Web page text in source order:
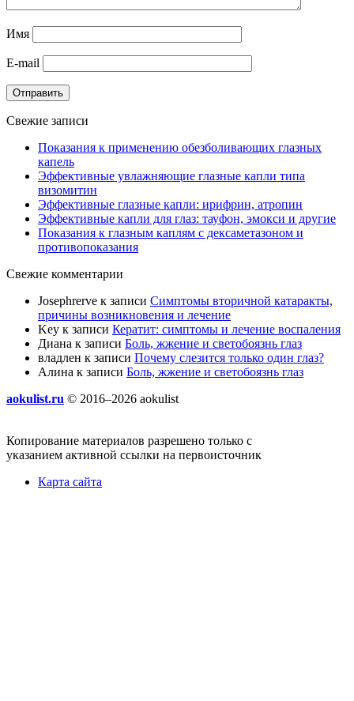
Имя
E-mail
Отправить
Свежие записи
Показания к применению обезболивающих глазных
капель
Эффективные увлажняющие глазные капли типа
визомитин
Эффективные глазные капли: ирифрин, атропин
Эффективные капли для глаз: тауфон, эмокси и другие
Показания к глазным каплям с дексаметазоном и
противопоказания
Свежие комментарии
Josephrerve к записи Симптомы вторичной катаракты,
причины возникновения и лечение
Key к записи Кератит: симптомы и лечение воспаления
Диана к записи Боль, жжение и светобоязнь глаз
владлен к записи Почему слезится только один глаз?
Алина к записи Боль, жжение и светобоязнь глаз
aokulist.ru © 2016–2026 aokulist
Копирование материалов разрешено только с
указанием активной ссылки на первоисточник
Карта сайта